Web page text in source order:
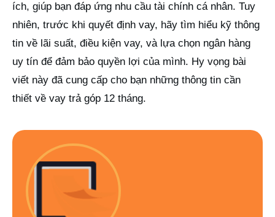
ích, giúp bạn đáp ứng nhu cầu tài chính cá nhân. Tuy
nhiên, trước khi quyết định vay, hãy tìm hiểu kỹ thông
tin về lãi suất, điều kiện vay, và lựa chọn ngân hàng
uy tín để đảm bảo quyền lợi của mình. Hy vọng bài
viết này đã cung cấp cho bạn những thông tin cần
thiết về vay trả góp 12 tháng.